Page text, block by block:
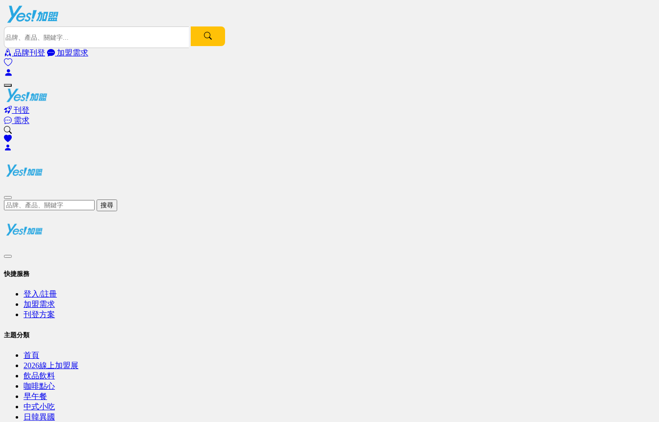
品牌刊登 加盟需求
刊登
需求
搜尋
快捷服務
登入/註冊
加盟需求
刊登方案
主題分類
首頁
2026線上加盟展
飲品飲料
咖啡點心
早午餐
中式小吃
日韓異國